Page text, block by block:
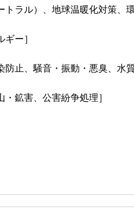
ル）、地球温暖化対策、環
ー］
、騒音・振動・悪臭、水質
鉱害、公害紛争処理］